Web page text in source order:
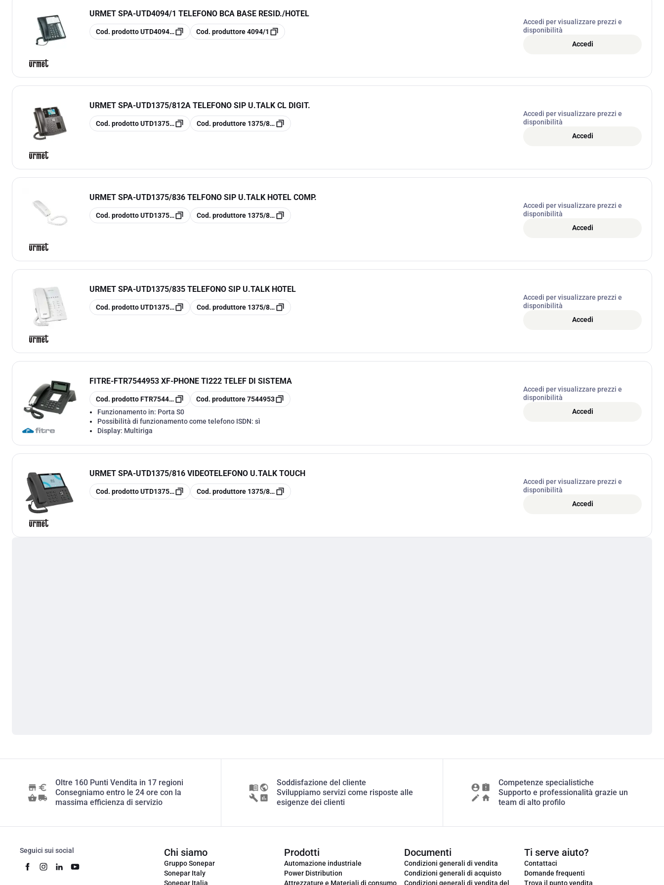
URMET SPA-UTD4094/1 TELEFONO BCA BASE RESID./HOTEL
copia
Cod. prodotto UTD4094/1 copia
Cod. produttore4094/1
Accedi per visualizzare prezzi e
disponibilità
Accedi
URMET SPA-UTD1375/812A TELEFONO SIP U.TALK CL DIGIT.
copia
Cod. prodotto UTD1375/812A copia
Cod. produttore 1375/812A
Accedi per visualizzare prezzi e
disponibilità
Accedi
URMET SPA-UTD1375/836 TELFONO SIP U.TALK HOTEL COMP.
copia
Cod. prodotto UTD1375/836 copia
Cod. produttore 1375/836
Accedi per visualizzare prezzi e
disponibilità
Accedi
URMET SPA-UTD1375/835 TELEFONO SIP U.TALK HOTEL
copia
Cod. prodotto UTD1375/835 copia
Cod. produttore 1375/835
Accedi per visualizzare prezzi e
disponibilità
Accedi
FITRE-FTR7544953 XF-PHONE TI222 TELEF DI SISTEMA
copia
Cod. prodottoFTR7544953 copia
Cod. produttore7544953
Funzionamento in: Porta S0
Possibilità di funzionamento come telefono ISDN: sì
Display: Multiriga
Accedi per visualizzare prezzi e
disponibilità
Accedi
URMET SPA-UTD1375/816 VIDEOTELEFONO U.TALK TOUCH
copia
Cod. prodotto UTD1375/816 copia
Cod. produttore 1375/816
Accedi per visualizzare prezzi e
disponibilità
Accedi
Oltre 160 Punti Vendita in 17 regioni
Consegniamo entro le 24 ore con la
massima efficienza di servizio
Soddisfazione del cliente
Sviluppiamo servizi come risposte alle
esigenze dei clienti
Competenze specialistiche
Supporto e professionalità grazie un
team di alto profilo
Seguici sui social Chi siamo
Gruppo Sonepar
Sonepar Italy
Sonepar Italia
Prodotti
Automazione industriale
Power Distribution
Attrezzature e Materiali di consumo
Documenti
Condizioni generali di vendita
Condizioni generali di acquisto
Condizioni generali di vendita del
Ti serve aiuto?
Contattaci
Domande frequenti
Trova il punto vendita